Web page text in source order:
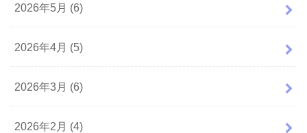
2026年5月 (6)
2026年4月 (5)
2026年3月 (6)
2026年2月 (4)